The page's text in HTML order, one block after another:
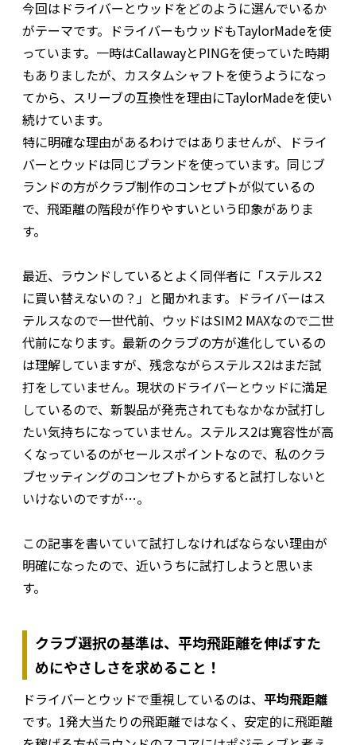
今回はドライバーとウッドをどのように選んでいるか
がテーマです。ドライバーもウッドもTaylorMadeを使
っています。一時はCallawayとPINGを使っていた時期
もありましたが、カスタムシャフトを使うようになっ
てから、スリーブの互換性を理由にTaylorMadeを使い
続けています。
特に明確な理由があるわけではありませんが、ドライ
バーとウッドは同じブランドを使っています。同じブ
ランドの方がクラブ制作のコンセプトが似ているの
で、飛距離の階段が作りやすいという印象がありま
す。
最近、ラウンドしているとよく同伴者に「ステルス2
に買い替えないの？」と聞かれます。ドライバーはス
テルスなので一世代前、ウッドはSIM2 MAXなので二世
代前になります。最新のクラブの方が進化しているの
は理解していますが、残念ながらステルス2はまだ試
打をしていません。現状のドライバーとウッドに満足
しているので、新製品が発売されてもなかなか試打し
たい気持ちになっていません。ステルス2は寛容性が高
くなっているのがセールスポイントなので、私のクラ
ブセッティングのコンセプトからすると試打しないと
いけないのですが…。
この記事を書いていて試打しなければならない理由が
明確になったので、近いうちに試打しようと思いま
す。
クラブ選択の基準は、平均飛距離を伸ばすた
めにやさしさを求めること！
ドライバーとウッドで重視しているのは、 平均飛距離
です。1発大当たりの飛距離ではなく、安定的に飛距離